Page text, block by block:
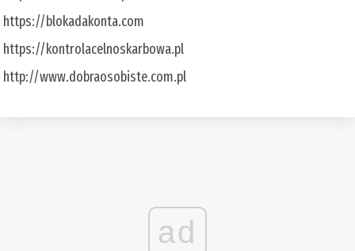
https://blokadakonta.com
https://kontrolacelnoskarbowa.pl
http://www.dobraosobiste.com.pl
ad